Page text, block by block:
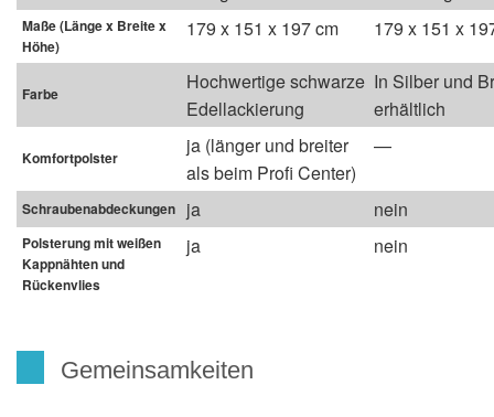
Maße (Länge x Breite x
Höhe)
179 x 151 x 197 cm 179 x 151 x
Farbe
Hochwertige schwarze
Edellackierung
In Silber und
erhältlich
Komfortpolster
ja (länger und breiter
als beim Profi Center)
—
Schraubenabdeckungen ja nein
Polsterung mit weißen
Kappnähten und
Rückenvlies
ja nein
Gemeinsamkeiten